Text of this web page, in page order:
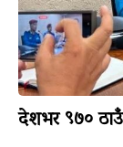
देशभर ९७०